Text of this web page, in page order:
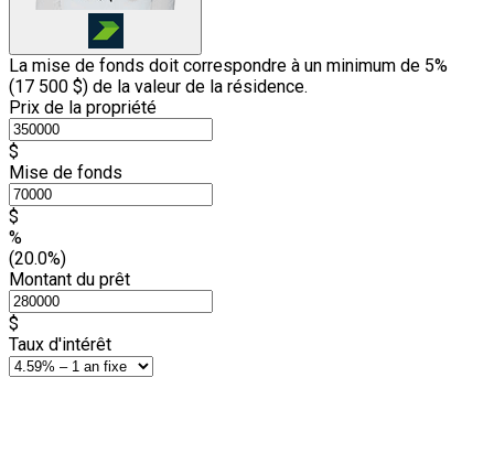
La mise de fonds doit correspondre à un minimum de 5%
(17 500 $) de la valeur de la résidence.
Prix de la propriété
$
Mise de fonds
$
%
(20.0%)
Montant du prêt
$
Taux d'intérêt